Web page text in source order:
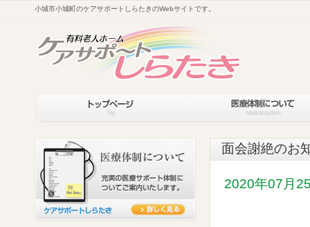
小城市小城町のケアサポートしらたきのWebサイトです。
面会謝絶のお
2020年07月